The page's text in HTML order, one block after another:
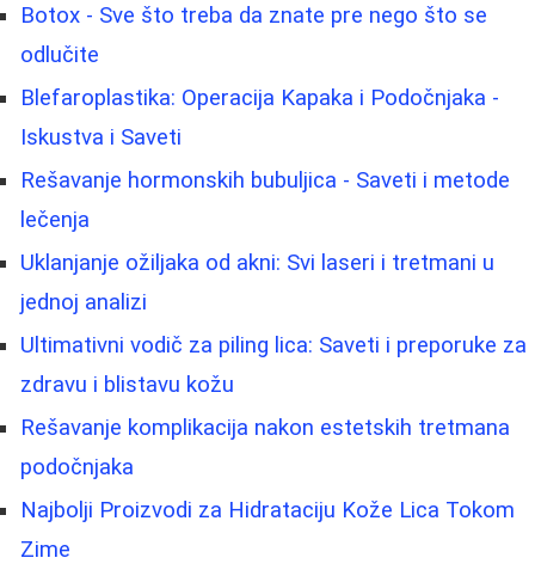
Botox - Sve što treba da znate pre nego što se
odlučite
Blefaroplastika: Operacija Kapaka i Podočnjaka -
Iskustva i Saveti
Rešavanje hormonskih bubuljica - Saveti i metode
lečenja
Uklanjanje ožiljaka od akni: Svi laseri i tretmani u
jednoj analizi
Ultimativni vodič za piling lica: Saveti i preporuke za
zdravu i blistavu kožu
Rešavanje komplikacija nakon estetskih tretmana
podočnjaka
Najbolji Proizvodi za Hidrataciju Kože Lica Tokom
Zime